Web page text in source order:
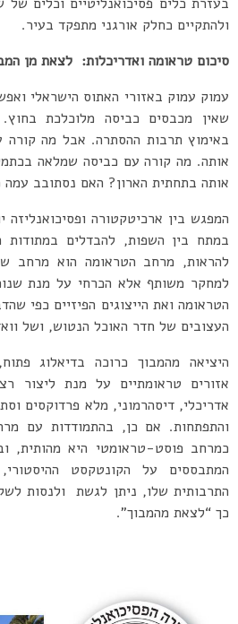
בעזרת כלים פסיכואנליטיים וכלים
ולהתקיים כחלק אורגני מתפקד בעיר.
סיכום טראומה ואדריכלות: לצאת מן
עמוק עמוק באזורי האתוס הישראלי
שאין מכבסים כביסה מלוכלכת בחוץ.
באימוץ תרבות ההסתרה. אבל מה קורה
אותה. מה קורה עם כביסה שמלאה
אותה בתחתית הארון? האם נסתובב עמה
המפגש בין ארכיטקטורה ופסיכואנליזה
במתח בין השפות, להבדלים במתודות
להראות, מרחב הטראומה הוא מרחב
למחקר משותף אלא הכרחי על מנת
הטראומה ואת הייצוגים הפיזיים כפי
העצובים של חדר האוכל הנטוש, ושל
היציאה מהמבוך כרוכה בדיאלוג
אזורים טראומתיים על מנת ליצור
אדריכלי, דיסהרמוני, מלא פרדוקסים
והתפתחות. אם כן, בהתמודדות עם
כמרחב פוסט-טראומטי היא מהותית,
המתבססים על הקונטקסט
התרבותית שלו, ניתן לגשת ולנסות
כך “לצאת מהמבוך”.